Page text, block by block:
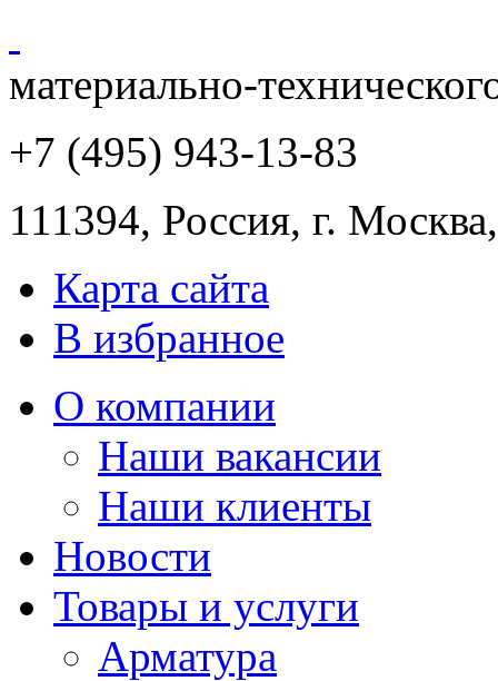
материально-
+7 (495) 943-13-83
111394, Россия, г. Москва
Карта сайта
В избранное
О компании
Наши вакансии
Наши клиенты
Новости
Товары и услуги
Арматура